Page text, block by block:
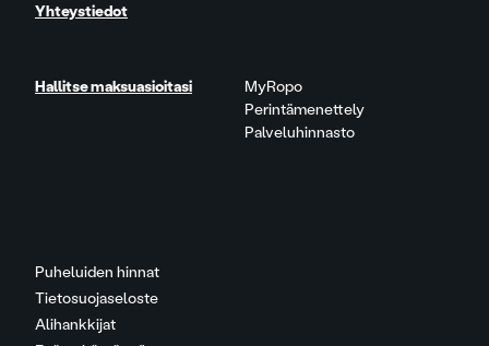
Puheluiden hinnat
Tietosuojaseloste
Alihankkijat
Yhteystiedot
Hallitse maksuasioitasi
MyRopo
Perintämenettely
Palveluhinnasto